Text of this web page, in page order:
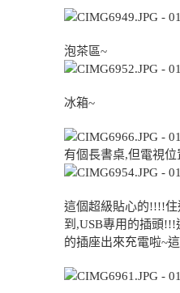
泡茶區~
冰箱~
有個長書桌,但電視位
這個超級貼心的!!!!
到,USB專用的插頭
的插座出來充電啦~